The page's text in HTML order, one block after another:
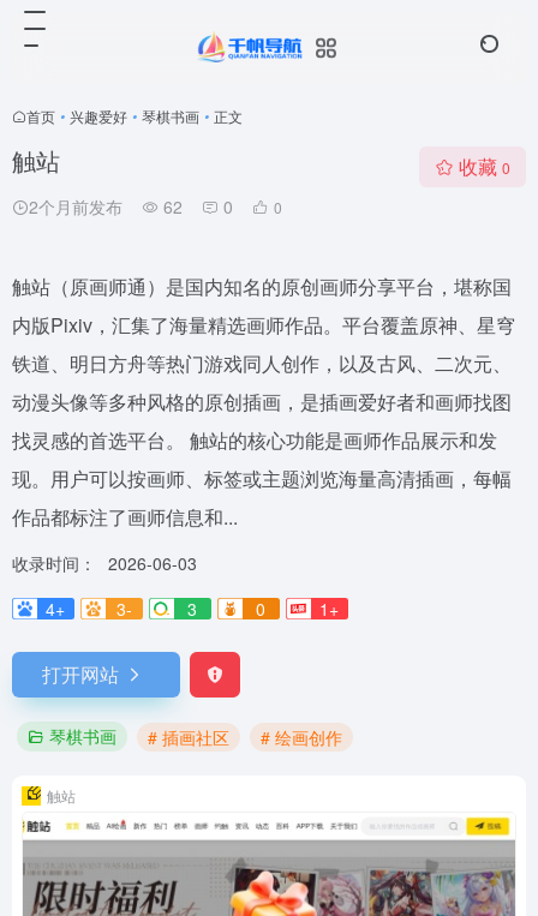
首页 • 兴趣爱好 • 琴棋书画 • 正文
触站
2个月前发布 62 0 0
收藏 0
触站（原画师通）是国内知名的原创画师分享平台，堪称国
内版Pixiv，汇集了海量精选画师作品。平台覆盖原神、星穹
铁道、明日方舟等热门游戏同人创作，以及古风、二次元、
动漫头像等多种风格的原创插画，是插画爱好者和画师找图
找灵感的首选平台。 触站的核心功能是画师作品展示和发
现。用户可以按画师、标签或主题浏览海量高清插画，每幅
作品都标注了画师信息和...
收录时间：
2026-06-03
4+
3- 3 0 1+
打开网站
琴棋书画 # 插画社区 # 绘画创作
触站